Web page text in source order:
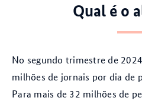
Qual é o
No segundo trimestre de
milhões de jornais por dia de
Para mais de 32 milhões de